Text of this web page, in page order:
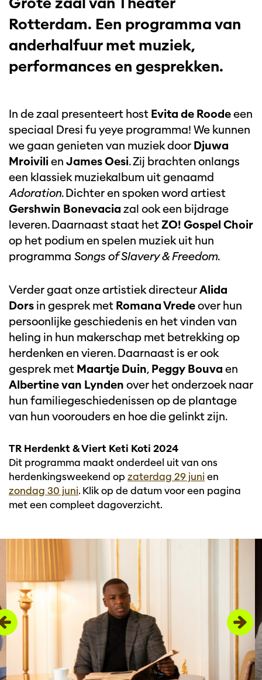
Rotterdam. Een programma van
anderhalfuur met muziek,
performances en gesprekken.
In de zaal presenteert host Evita de Roodeeen
speciaal Dresi fu yeye programma! We kunnen
we gaan genieten van muziek door Djuwa
Mroivilien James Oesi. Zij brachten onlangs
een klassiek muziekalbum uit genaamd
Adoration. Dichter en spoken word artiest
Gershwin Bonevacia zal ook een bijdrage
leveren. Daarnaast staat hetZO! Gospel Choir
op het podium en spelen muziek uit hun
programma Songs of Slavery & Freedom.
Verder gaat onze artistiek directeurAlida
Dors in gesprek met Romana Vredeover hun
persoonlijke geschiedenis en het vinden van
heling in hun makerschap met betrekking op
herdenken en vieren. Daarnaast is er ook
gesprek met Maartje Duin, Peggy Bouva en
Albertine van Lynden over het onderzoek naar
hun familiegeschiedenissen op de plantage
van hun voorouders en hoe die gelinkt zijn.
TR Herdenkt & Viert Keti Koti 2024
Dit programma maakt onderdeel uit van ons
herdenkingsweekend op zaterdag 29 juni en
zondag 30 juni. Klik op de datum voor een pagina
met een compleet dagoverzicht.
Inzoomen